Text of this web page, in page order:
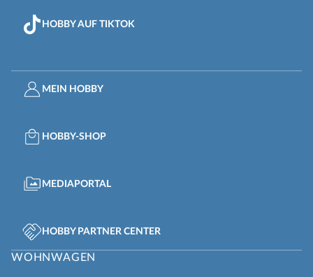
HOBBY AUF TIKTOK
MEIN HOBBY
HOBBY-SHOP
MEDIAPORTAL
HOBBY PARTNER CENTER
WOHNWAGEN